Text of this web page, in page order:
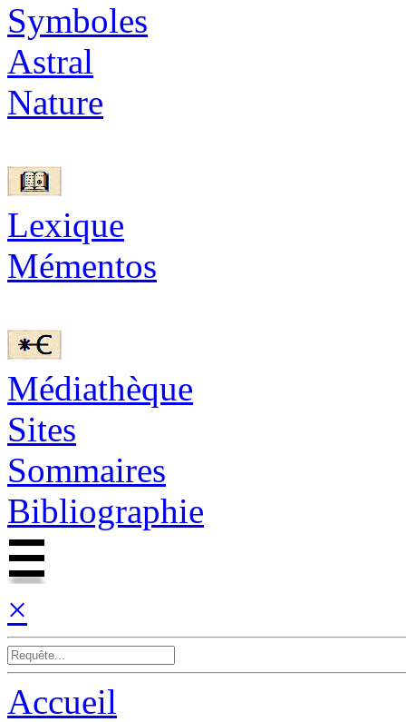
Symboles
Astral
Nature
Lexique
Mémentos
Médiathèque
Sites
Sommaires
Bibliographie
×
Accueil